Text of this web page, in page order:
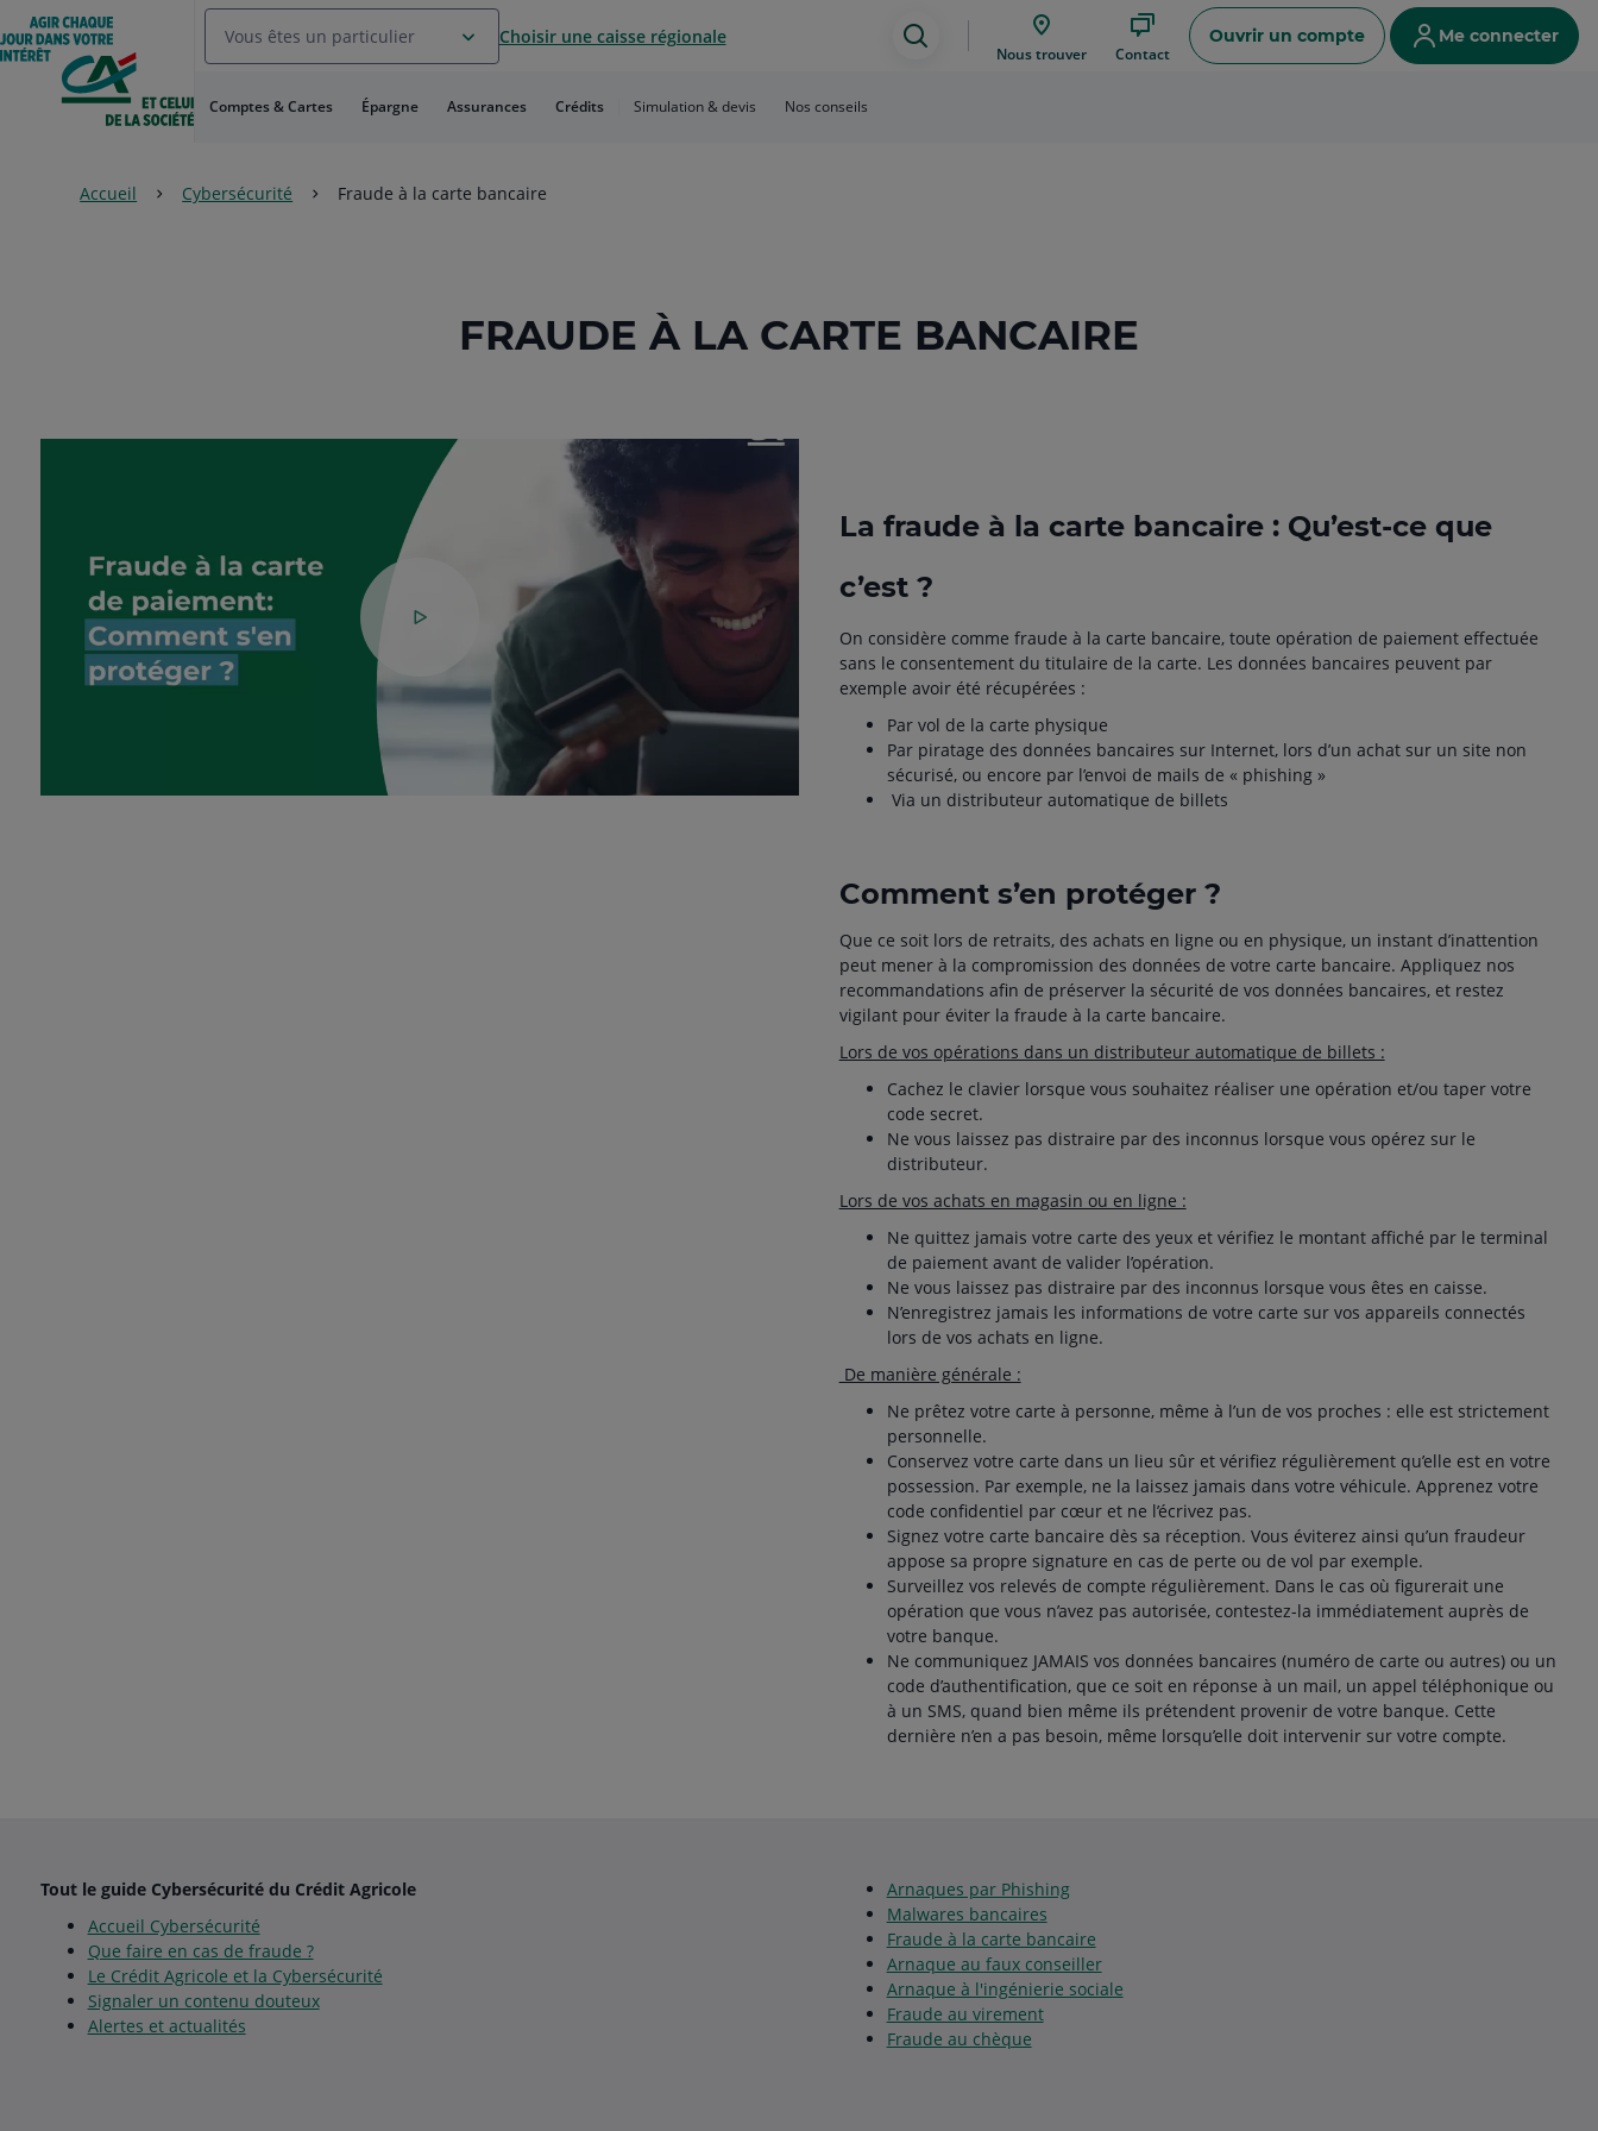
Aller
au
Menu
Aller au
Contenu
Vous êtes un particulier Choisir une caisse régionale
Assistance
Nous trouver Contact
Ouvrir un compte Me connecter
Comptes & Cartes Épargne Assurances Crédits Simulation & devis Nos conseils
Accueil Cybersécurité Fraude à la carte bancaire
FRAUDE À LA CARTE BANCAIRE
La fraude à la carte bancaire : Qu’est-ce que
c’est ?
On considère comme fraude à la carte bancaire, toute opération de paiement effectuée
sans le consentement du titulaire de la carte. Les données bancaires peuvent par
exemple avoir été récupérées :
Par vol de la carte physique
Par piratage des données bancaires sur Internet, lors d’un achat sur un site non
sécurisé, ou encore par l’envoi de mails de « phishing »
Via un distributeur automatique de billets
Comment s’en protéger ?
Que ce soit lors de retraits, des achats en ligne ou en physique, un instant d’inattention
peut mener à la compromission des données de votre carte bancaire. Appliquez nos
recommandations afin de préserver la sécurité de vos données bancaires, et restez
vigilant pour éviter la fraude à la carte bancaire.
Lors de vos opérations dans un distributeur automatique de billets :
Cachez le clavier lorsque vous souhaitez réaliser une opération et/ou taper votre
code secret.
Ne vous laissez pas distraire par des inconnus lorsque vous opérez sur le
distributeur.
Lors de vos achats en magasin ou en ligne :
Ne quittez jamais votre carte des yeux et vérifiez le montant affiché par le terminal
de paiement avant de valider l’opération.
Ne vous laissez pas distraire par des inconnus lorsque vous êtes en caisse.
N’enregistrez jamais les informations de votre carte sur vos appareils connectés
lors de vos achats en ligne.
De manière générale :
Ne prêtez votre carte à personne, même à l’un de vos proches : elle est strictement
personnelle.
Conservez votre carte dans un lieu sûr et vérifiez régulièrement qu’elle est en votre
possession. Par exemple, ne la laissez jamais dans votre véhicule. Apprenez votre
code confidentiel par cœur et ne l’écrivez pas.
Signez votre carte bancaire dès sa réception. Vous éviterez ainsi qu’un fraudeur
appose sa propre signature en cas de perte ou de vol par exemple.
Surveillez vos relevés de compte régulièrement. Dans le cas où figurerait une
opération que vous n’avez pas autorisée, contestez-la immédiatement auprès de
votre banque.
Ne communiquez JAMAIS vos données bancaires (numéro de carte ou autres) ou un
code d’authentification, que ce soit en réponse à un mail, un appel téléphonique ou
à un SMS, quand bien même ils prétendent provenir de votre banque. Cette
dernière n’en a pas besoin, même lorsqu’elle doit intervenir sur votre compte.
Tout le guide Cybersécurité du Crédit Agricole
Accueil Cybersécurité
Que faire en cas de fraude ?
Le Crédit Agricole et la Cybersécurité
Signaler un contenu douteux
Alertes et actualités
Arnaques par Phishing
Malwares bancaires
Fraude à la carte bancaire
Arnaque au faux conseiller
Arnaque à l'ingénierie sociale
Fraude au virement
Fraude au chèque